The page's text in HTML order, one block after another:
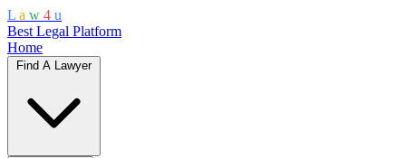
L a w 4 u
Best Legal Platform
Home
Find A Lawyer